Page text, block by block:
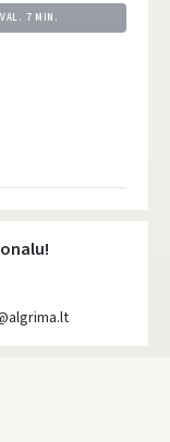
7 MIN.